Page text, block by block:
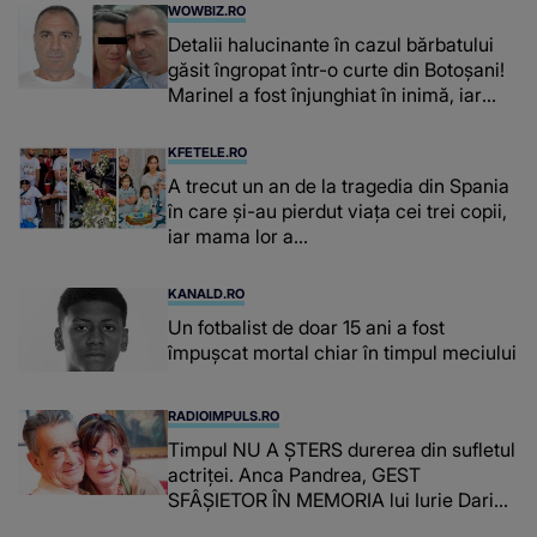
WOWBIZ.RO
Detalii halucinante în cazul bărbatului
găsit îngropat într-o curte din Botoșani!
Marinel a fost înjunghiat în inimă, iar
suspecți
KFETELE.RO
A trecut un an de la tragedia din Spania
în care și-au pierdut viața cei trei copii,
iar mama lor a…
KANALD.RO
Un fotbalist de doar 15 ani a fost
împușcat mortal chiar în timpul meciului
RADIOIMPULS.RO
Timpul NU A ȘTERS durerea din sufletul
actriței. Anca Pandrea, GEST
SFÂȘIETOR ÎN MEMORIA lui Iurie Darie: